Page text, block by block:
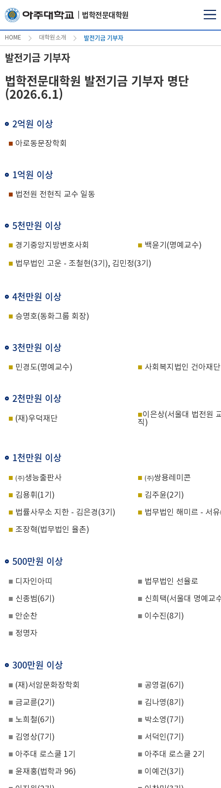
법학전문대학원
HOME 대학원소개 발전기금 기부자
발전기금 기부자
법학전문대학원 발전기금 기부자 명단
(2026.6.1)
2억원 이상
■ 아로동문장학회
1억원 이상
■ 법전원 전현직 교수 일동
5천만원 이상
■ 경기중앙지방변호사회 ■ 백윤기 (명예교수)
■ 법무법인 고운 - 조철현(3기 ), 김민정(3기 )
4천만원 이상
■ 승명호(동화그룹 회장)
3천만원 이상
■ 민경도(명예교수) ■ 사회복지법인 건아재단
2천만원 이상
■ (재 )우덕재단 ■이은상(서울대 법전원
직 )
1천만원 이상
■ (주)생능출판사 ■ (주)쌍용레미콘
■ 김용휘 (1기 ) ■ 김주윤(2기 )
■ 법률사무소 지한 - 김은경(3기 ) ■ 법무법인 해미르 - 서유
■ 조장혁(법무법인 율촌)
500만원 이상
■ 디자인아띠 ■ 법무법인 선율로
■ 신종범(6기 ) ■ 신희택(서울대 명예교
■ 안순찬 ■ 이수진(8기 )
■ 정명자
300만원 이상
■ (재 )서암문화장학회 ■ 공영걸(6기 )
■ 금교륜(2기 ) ■ 김나영(8기 )
■ 노희철(6기 ) ■ 박소영(7기 )
■ 김영상(7기 ) ■ 서덕인(7기 )
■ 아주대 로스쿨 1기 ■ 아주대 로스쿨 2기
■ 윤재홍(법학과 96) ■ 이예건(3기 )